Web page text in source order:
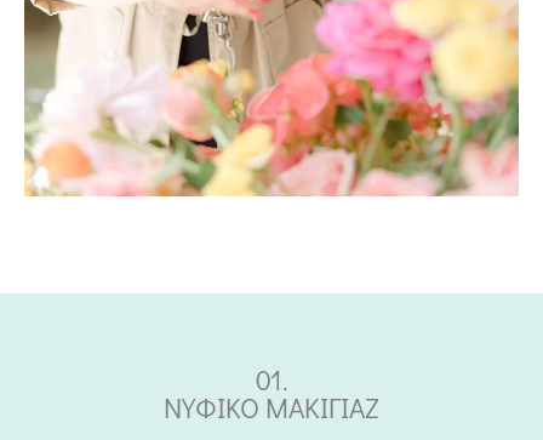
01.
ΝΥΦΙΚΟ ΜΑΚΙΓΙΑΖ